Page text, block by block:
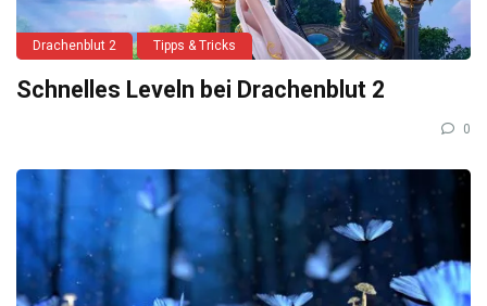
Drachenblut 2 Tipps & Tricks
Schnelles Leveln bei Drachenblut 2
0